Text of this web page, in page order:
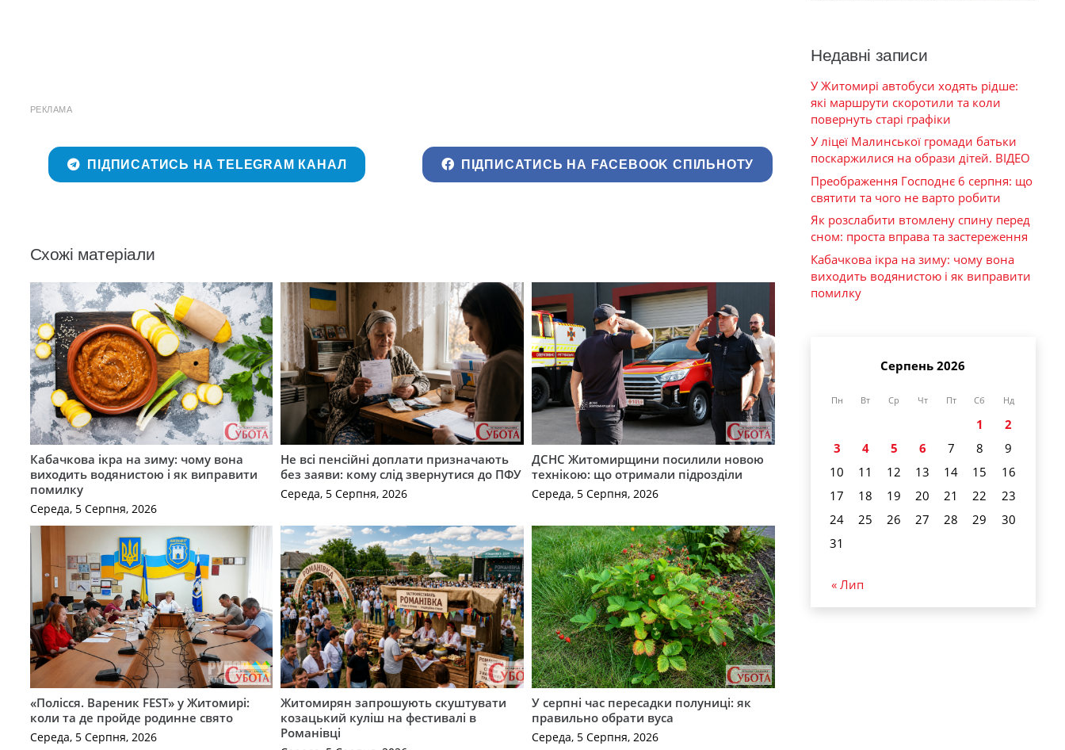
РЕКЛАМА
ПІДПИСАТИСЬ НА TELEGRAM КАНАЛ ПІДПИСАТИСЬ НА FACEBOOK СПІЛЬНОТУ
Схожі матеріали
Кабачкова ікра на зиму: чому вона
виходить водянистою і як виправити
помилку
Середа, 5 Серпня, 2026
Не всі пенсійні доплати призначають
без заяви: кому слід звернутися до ПФУ
Середа, 5 Серпня, 2026
ДСНС Житомирщини посилили новою
технікою: що отримали підрозділи
Середа, 5 Серпня, 2026
«Полісся. Вареник FEST» у Житомирі:
коли та де пройде родинне свято
Середа, 5 Серпня, 2026
Житомирян запрошують скуштувати
козацький куліш на фестивалі в
Романівці
У серпні час пересадки полуниці: як
правильно обрати вуса
Середа, 5 Серпня, 2026
Недавні записи
У Житомирі автобуси ходять рідше:
які маршрути скоротили та коли
повернуть старі графіки
У ліцеї Малинської громади батьки
поскаржилися на образи дітей. ВІДЕО
Преображення Господнє 6 серпня: що
святити та чого не варто робити
Як розслабити втомлену спину перед
сном: проста вправа та застереження
Кабачкова ікра на зиму: чому вона
виходить водянистою і як виправити
помилку
Серпень 2026
Пн Вт Ср Чт Пт Сб Нд
1
2
3
4 5 6 7 8
9
10
11 12 13 14 15
16
17
18 19 20 21 22
23
24
25 26 27 28 29
30
31
« Лип